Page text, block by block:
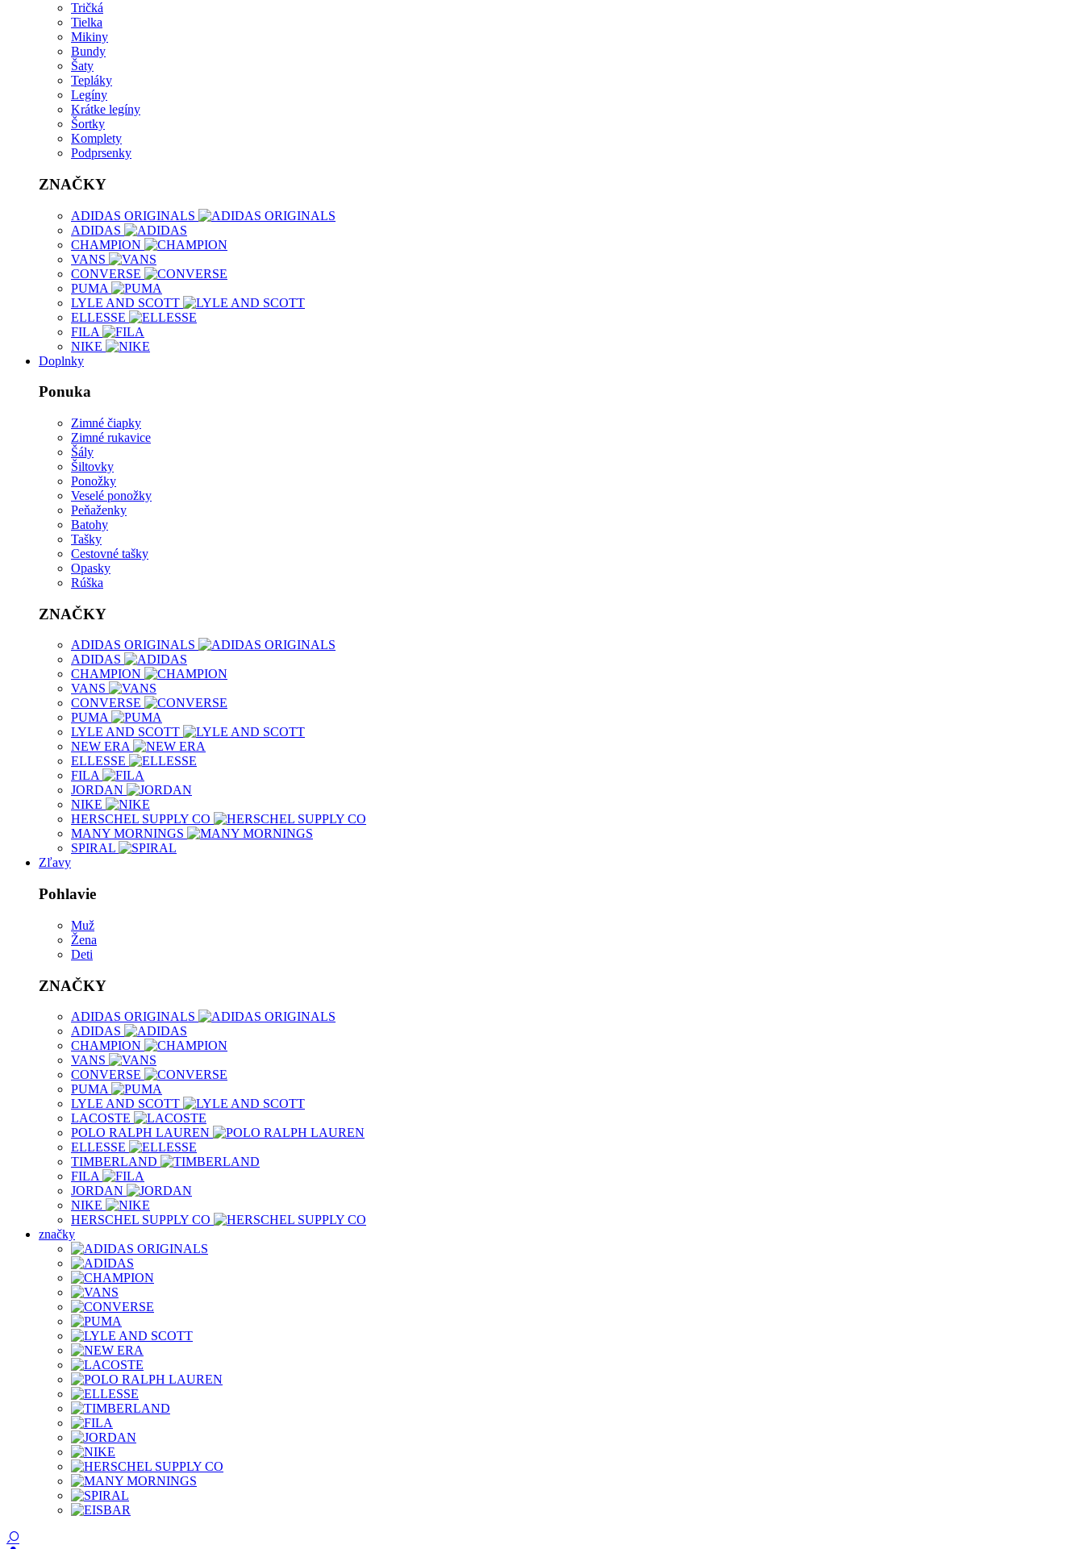
Tričká
Tielka
Mikiny
Bundy
Šaty
Tepláky
Legíny
Krátke legíny
Šortky
Komplety
Podprsenky
ZNAČKY
ADIDAS ORIGINALS
ADIDAS
CHAMPION
VANS
CONVERSE
PUMA
LYLE AND SCOTT
ELLESSE
FILA
NIKE
Doplnky
Ponuka
Zimné čiapky
Zimné rukavice
Šály
Šiltovky
Ponožky
Veselé ponožky
Peňaženky
Batohy
Tašky
Cestovné tašky
Opasky
Rúška
ZNAČKY
ADIDAS ORIGINALS
ADIDAS
CHAMPION
VANS
CONVERSE
PUMA
LYLE AND SCOTT
NEW ERA
ELLESSE
FILA
JORDAN
NIKE
HERSCHEL SUPPLY CO
MANY MORNINGS
SPIRAL
Zľavy
Pohlavie
Muž
Žena
Deti
ZNAČKY
ADIDAS ORIGINALS
ADIDAS
CHAMPION
VANS
CONVERSE
PUMA
LYLE AND SCOTT
LACOSTE
POLO RALPH LAUREN
ELLESSE
TIMBERLAND
FILA
JORDAN
NIKE
HERSCHEL SUPPLY CO
značky